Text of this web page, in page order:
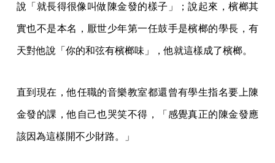
說「就長得很像叫做陳金發的樣子」；說起來，檳榔其
實也不是本名，厭世少年第一任鼓手是檳榔的學長，有
天對他說「你的和弦有檳榔味」，他就這樣成了檳榔。
直到現在，他任職的音樂教室都還曾有學生指名要上陳
金發的課，他自己也哭笑不得，「感覺真正的陳金發應
該因為這樣開不少財路。」